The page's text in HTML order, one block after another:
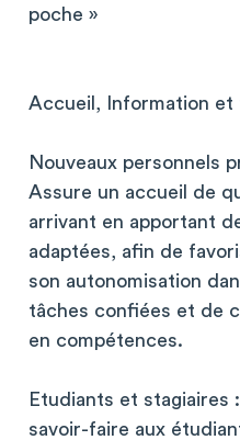
poche »
Accueil, Information et
Nouveaux personnels
Assure un accueil de
arrivant en apportant
adaptées, afin de
son autonomisation
tâches confiées et de
en compétences.
Etudiants et stagiaires
savoir-faire aux